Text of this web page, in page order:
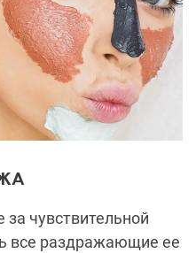
за чувствительной
все раздражающие ее